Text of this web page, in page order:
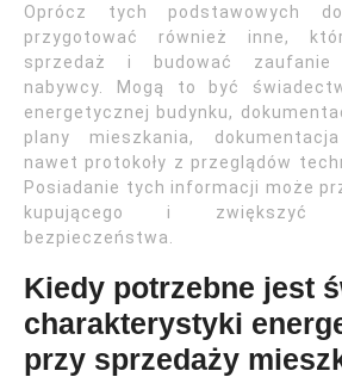
Oprócz tych podstawowych
przygotować również inne,
sprzedaż i budować zaufanie
nabywcy. Mogą to być
energetycznej budynku,
plany mieszkania,
nawet protokoły z przeglądów
Posiadanie tych informacji może
kupującego i zwiększyć
bezpieczeństwa.
Kiedy potrzebne jest
charakterystyki
przy sprzedaży